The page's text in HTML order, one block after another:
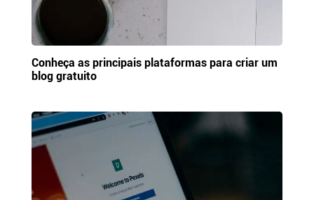
Conheça as principais plataformas para criar um
blog gratuito